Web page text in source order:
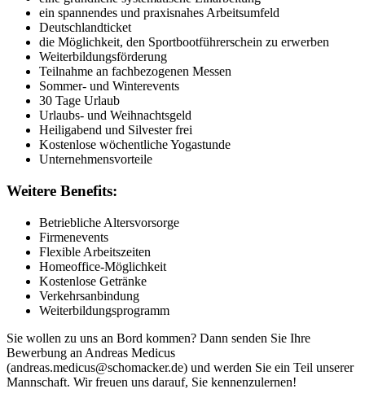
ein spannendes und praxisnahes Arbeitsumfeld
Deutschlandticket
die Möglichkeit, den Sportbootführerschein zu erwerben
Weiterbildungsförderung
Teilnahme an fachbezogenen Messen
Sommer- und Winterevents
30 Tage Urlaub
Urlaubs- und Weihnachtsgeld
Heiligabend und Silvester frei
Kostenlose wöchentliche Yogastunde
Unternehmensvorteile
Weitere Benefits:
Betriebliche Altersvorsorge
Firmenevents
Flexible Arbeitszeiten
Homeoffice-Möglichkeit
Kostenlose Getränke
Verkehrsanbindung
Weiterbildungsprogramm
Sie wollen zu uns an Bord kommen? Dann senden Sie Ihre
Bewerbung an Andreas Medicus
(andreas.medicus@schomacker.de) und werden Sie ein Teil unserer
Mannschaft. Wir freuen uns darauf, Sie kennenzulernen!